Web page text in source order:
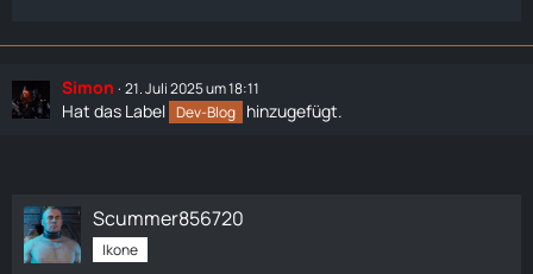
Simon 21. Juli 2025 um 18:11
Hat das Label Dev-Blog hinzugefügt.
Scummer856720
Ikone